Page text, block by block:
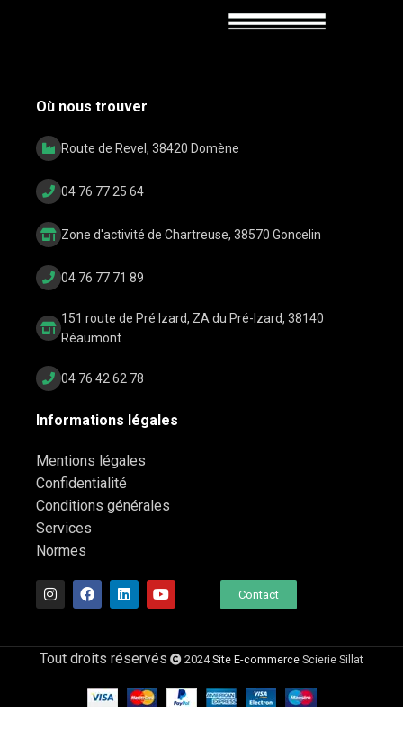
Où nous trouver
Route de Revel, 38420 Domène
04 76 77 25 64
Zone d'activité de Chartreuse, 38570 Goncelin
04 76 77 71 89
151 route de Pré Izard, ZA du Pré-Izard, 38140
Réaumont
04 76 42 62 78
Informations légales
Mentions légales
Confidentialité
Conditions générales
Services
Normes
Contact
Tout droits réservés 2024Site E-commerce Scierie Sillat